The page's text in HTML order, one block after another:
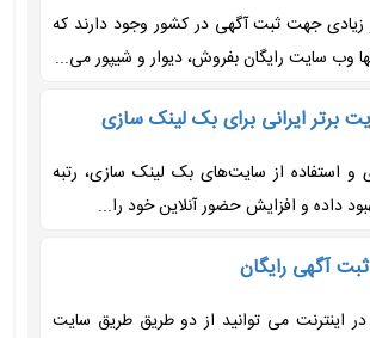
جهت ثبت آگهی در کشور وجود دارند که
وب سایت رایگان بفروش، دیوار و شیپور می...
برتر ایرانی برای بک لینک سازی
و استفاده از سایت‌های بک لینک سازی، رتبه
داده و افزایش حضور آنلاین خود را...
آگهی رایگان
اینترنت می توانید از دو طریق طریق سایت